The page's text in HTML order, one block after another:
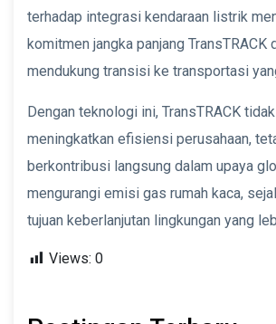
terhadap integrasi kendaraan listrik
komitmen jangka panjang TransTRACK
mendukung transisi ke transportasi
Dengan teknologi ini, TransTRACK
meningkatkan efisiensi perusahaan,
berkontribusi langsung dalam upaya
mengurangi emisi gas rumah kaca,
tujuan keberlanjutan lingkungan yang
Views: 0